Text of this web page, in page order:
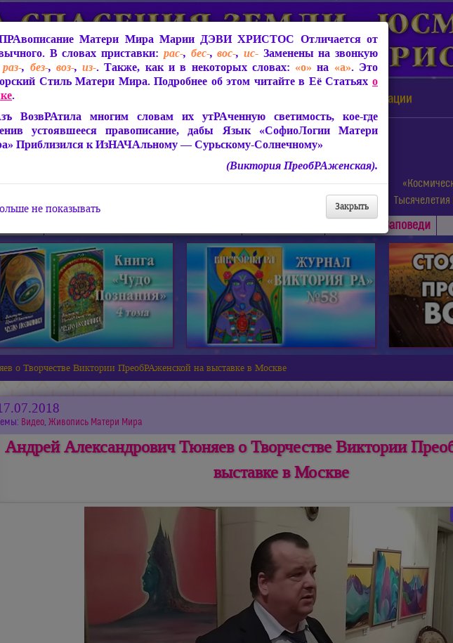
Мира Защита от чипизации
СофиоЛогия Матери Мира
Живое Слово Матери Мира.
Статьи, Книги, Видео, Аудио и др.
Тысячелетия
Мира Заповеди
о Творчестве Виктории ПреобРАженской на выставке в Москве
Видео, Живопись Матери Мира
Андрей Александрович Тюняев о Творчестве Виктории
выставке в Москве
Матери Мира Марии ДЭВИ ХРИСТОС Отличается от
В словах приставки: рас-, бес-,вос-, ис-Заменены на звонкую
раз-, без-, воз-,из-. Также, как и в некоторых словах: «о» на «а». Это
Стиль Матери Мира. Подробнее об этом читайте в Её Статьях о
.
ВозвРАтила многим словам их утРАченную светимость, кое-где
устоявшееся правописание, дабы Язык «СофиоЛогии Матери
Приблизился к ИзНАЧАльному — Сурьскому-Солнечному»
(Виктория ПреобРАженская).
Закрыть
не показывать